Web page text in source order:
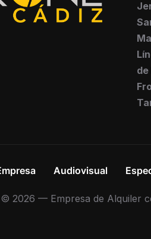
Audiovisual
2026 — Empresa de Alquiler